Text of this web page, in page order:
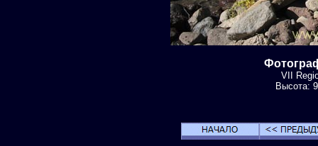
VII
Высота: